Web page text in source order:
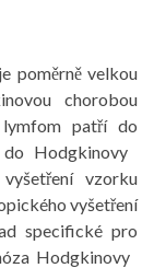
poměrně velkou
chorobou
lymfom patří do
Hodgkinovy
vzorku
vyšetření
specifické pro
Hodgkinovy